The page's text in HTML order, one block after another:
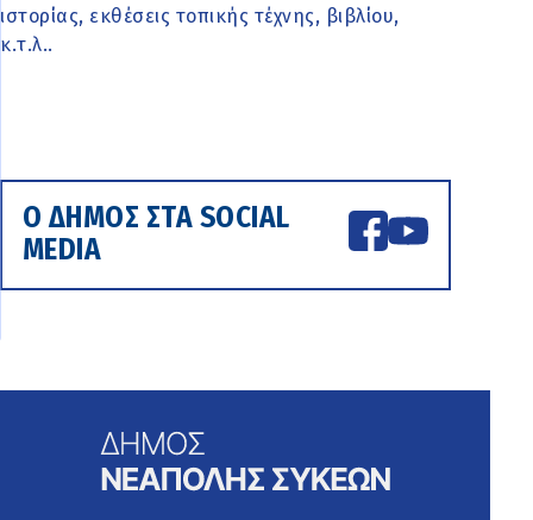
ιστορίας, εκθέσεις τοπικής τέχνης, βιβλίου,
κ.τ.λ..
Ο ΔΗΜΟΣ ΣΤΑ SOCIAL
MEDIA